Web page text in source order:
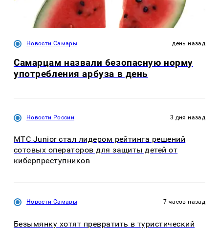
Новости Самары день назад
Самарцам назвали безопасную норму
употребления арбуза в день
Новости России 3 дня назад
МТС Junior стал лидером рейтинга решений
сотовых операторов для защиты детей от
киберпреступников
Новости Самары 7 часов назад
Безымянку хотят превратить в туристический